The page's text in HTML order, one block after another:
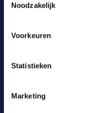
Noodzakelijk
Voorkeuren
Statistieken
Marketing
CATEGORIEËN